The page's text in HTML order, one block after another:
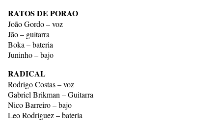
RATOS DE PORAO
João Gordo – voz
Jão – guitarra
Boka – bateria
Juninho – bajo
RADICAL
Rodrigo Costas – voz
Gabriel Brikman – Guitarra
Nico Barreiro – bajo
Leo Rodríguez – batería